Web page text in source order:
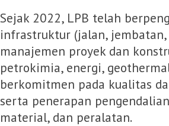
Sejak 2022, LPB telah
infrastruktur (jalan,
manajemen proyek dan
petrokimia, energi,
berkomitmen pada kualitas
serta penerapan
material, dan peralatan.